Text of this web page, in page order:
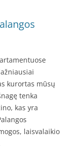
kurortas mūsų
tenka
kas yra
laisvalaikio